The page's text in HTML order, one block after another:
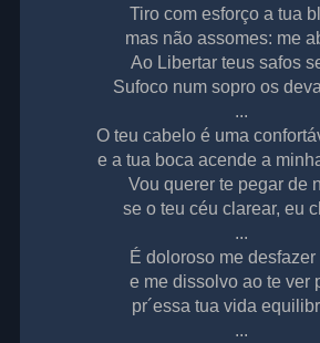
Tiro com esforço a tua
mas não assomes: me
Ao Libertar teus safos
Sufoco num sopro os
...
O teu cabelo é uma
e a tua boca acende a
Vou querer te pegar de
se o teu céu clarear, eu
...
É doloroso me desfazer
e me dissolvo ao te ver
pr´essa tua vida
...